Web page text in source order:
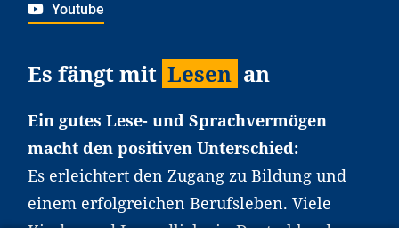
Youtube
Es fängt mit Lesen an
Ein gutes Lese- und Sprachvermögen
macht den positiven Unterschied:
Es erleichtert den Zugang zu Bildung und
einem erfolgreichen Berufsleben. Viele
Kinder und Jugendliche in Deutschland